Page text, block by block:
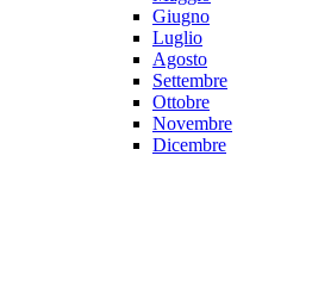
Giugno
Luglio
Agosto
Settembre
Ottobre
Novembre
Dicembre